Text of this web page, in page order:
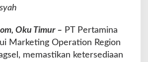
Oku Timur – PT Pertamina
Marketing Operation Region
memastikan ketersediaan